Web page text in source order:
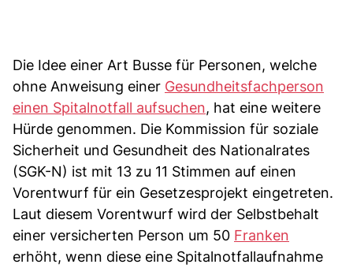
Die Idee einer Art Busse für Personen, welche
ohne Anweisung einer Gesundheitsfachperson
einen Spitalnotfall aufsuchen, hat eine weitere
Hürde genommen. Die Kommission für soziale
Sicherheit und Gesundheit des Nationalrates
(SGK-N) ist mit 13 zu 11 Stimmen auf einen
Vorentwurf für ein Gesetzesprojekt eingetreten.
Laut diesem Vorentwurf wird der Selbstbehalt
einer versicherten Person um 50 Franken
erhöht, wenn diese eine Spitalnotfallaufnahme